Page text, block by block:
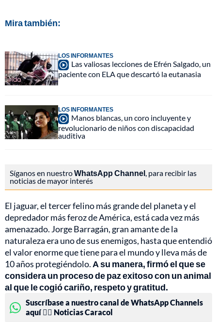
Mira también:
LOS INFORMANTES
Las valiosas lecciones de Efrén Salgado, un
paciente con ELA que descartó la eutanasia
LOS INFORMANTES
Manos blancas, un coro incluyente y
revolucionario de niños con discapacidad
auditiva
Síganos en nuestroWhatsApp Channel, para recibir las
noticias de mayor interés
El jaguar, el tercer felino más grande del planeta y el
depredador más feroz de América, está cada vez más
amenazado. Jorge Barragán, gran amante de la
naturaleza era uno de sus enemigos, hasta que entendió
el valor enorme que tiene para el mundo y lleva más de
10 años protegiéndolo. A su manera, firmó el que se
considera un proceso de paz exitoso con un animal
al que le cogió cariño, respeto y gratitud.
Suscríbase a nuestro canal de WhatsApp Channels
aquí 👉🏻 Noticias Caracol